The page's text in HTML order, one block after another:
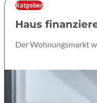
Ratgeber
Haus
Der Wohnungsmarkt